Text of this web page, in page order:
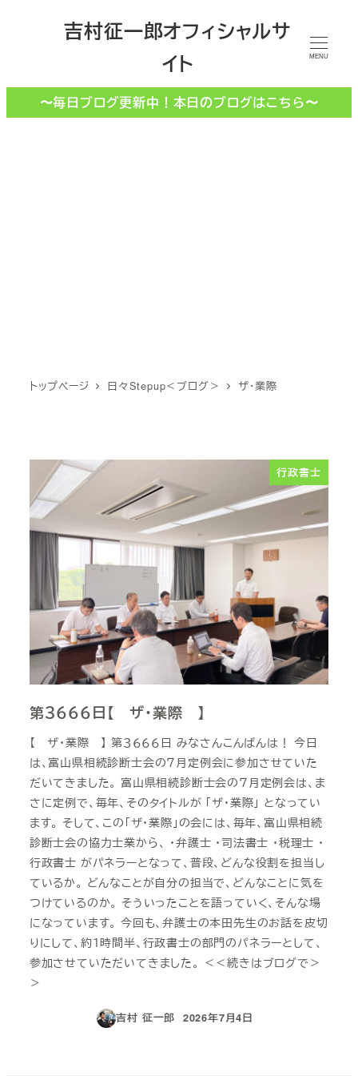
コ
吉村征一郎オフィシャルサ
イト
MENU
〜毎日ブログ更新中！本日のブログはこちら〜
トップページ 日々Stepup＜ブログ＞ ザ・業際
行政書士
第３６６６日【 ザ・業際 】
【 ザ・業際 】 第３６６６日 みなさんこんばんは！ 今日
は、富山県相続診断士会の７月定例会に参加させていた
だいてきました。 富山県相続診断士会の７月定例会は、ま
さに定例で、毎年、そのタイトルが 「ザ・業際」 となってい
ます。 そして、この「ザ・業際」の会には、毎年、富山県相続
診断士会の協力士業から、 ・弁護士 ・司法書士 ・税理士 ・
行政書士 がパネラーとなって、普段、どんな役割を担当し
ているか。 どんなことが自分の担当で、どんなことに気を
つけているのか。 そういったことを語っていく、そんな場
になっています。 今回も、弁護士の本田先生のお話を皮切
りにして、約１時間半、行政書士の部門のパネラーとして、
参加させていただいてきました。 ＜＜続きはブログで＞
＞
吉村 征一郎
投稿日
2026年7月4日